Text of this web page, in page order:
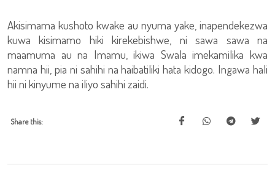
Akisimama kushoto kwake au nyuma yake, inapendekezwa
kuwa kisimamo hiki kirekebishwe, ni sawa sawa na
maamuma au na Imamu, ikiwa Swala imekamilika kwa
namna hii, pia ni sahihi na haibatiliki hata kidogo. Ingawa hali
hii ni kinyume na iliyo sahihi zaidi.
Share this: